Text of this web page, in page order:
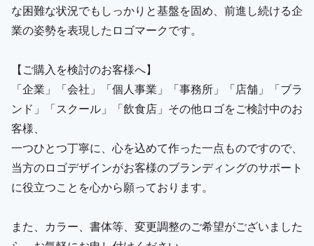
な困難な状況でもしっかりと基盤を固め、前進し続ける企
業の姿勢を表現したロゴマークです。
【ご購入を検討のお客様へ】
「企業」「会社」「個人事業」「事務所」「店舗」「ブラ
ンド」「スクール」「飲食店」その他ロゴをご検討中のお
客様、
一つひとつ丁寧に、心を込めて作った一点ものですので、
当方のロゴデザインがお客様のブランディングのサポート
に役立つことを心から願っております。
また、カラー、書体等、変更調整のご希望がございました